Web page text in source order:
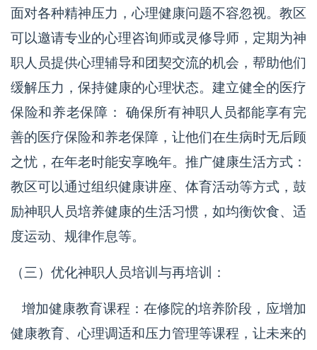
面对各种精神压力，心理健康问题不容忽视。教区
可以邀请专业的心理咨询师或灵修导师，定期为神
职人员提供心理辅导和团契交流的机会，帮助他们
缓解压力，保持健康的心理状态。建立健全的医疗
保险和养老保障： 确保所有神职人员都能享有完
善的医疗保险和养老保障，让他们在生病时无后顾
之忧，在年老时能安享晚年。推广健康生活方式：
教区可以通过组织健康讲座、体育活动等方式，鼓
励神职人员培养健康的生活习惯，如均衡饮食、适
度运动、规律作息等。
（三）优化神职人员培训与再培训：
增加健康教育课程：在修院的培养阶段，应增加
健康教育、心理调适和压力管理等课程，让未来的